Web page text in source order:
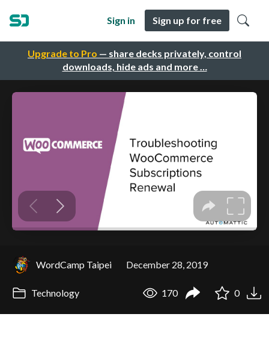
Upgrade to Pro — share decks privately, control
downloads, hide ads and more …
Sign in Sign up for free
WordCamp Taipei December 28, 2019
Technology 170 0